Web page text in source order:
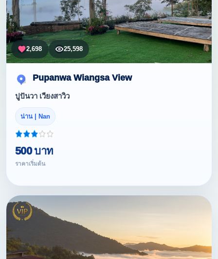
2,698 25,598
Pupanwa Wiangsa View
ปูปันวา เวียงสาวิว
น่าน | Nan
500 บาท
ราคาเริ่มต้น